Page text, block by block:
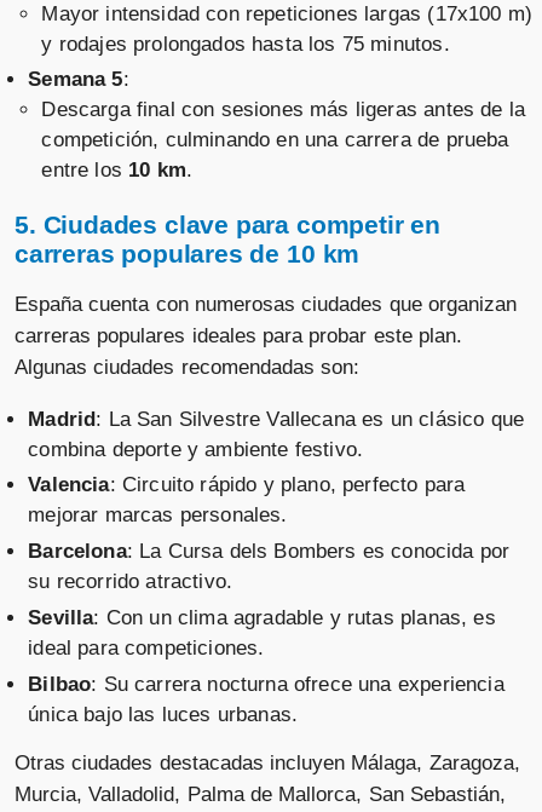
Mayor intensidad con repeticiones largas (17x100 m)
y rodajes prolongados hasta los 75 minutos.
Semana 5:
Descarga final con sesiones más ligeras antes de la
competición, culminando en una carrera de prueba
entre los 10 km.
5. Ciudades clave para competir en
carreras populares de 10 km
España cuenta con numerosas ciudades que organizan
carreras populares ideales para probar este plan.
Algunas ciudades recomendadas son:
Madrid: La San Silvestre Vallecana es un clásico que
combina deporte y ambiente festivo.
Valencia: Circuito rápido y plano, perfecto para
mejorar marcas personales.
Barcelona: La Cursa dels Bombers es conocida por
su recorrido atractivo.
Sevilla: Con un clima agradable y rutas planas, es
ideal para competiciones.
Bilbao: Su carrera nocturna ofrece una experiencia
única bajo las luces urbanas.
Otras ciudades destacadas incluyen Málaga, Zaragoza,
Murcia, Valladolid, Palma de Mallorca, San Sebastián,